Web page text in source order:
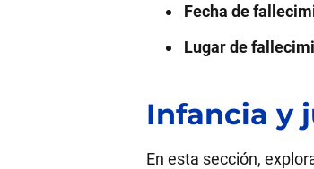
Fecha de
Lugar de
Infancia y
En esta sección,